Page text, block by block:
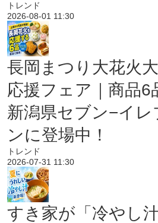
トレンド
2026-08-01 11:30
長岡まつり大花火
応援フェア｜商品6
新潟県セブン−イレ
ンに登場中！
トレンド
2026-07-31 11:30
すき家が「冷やし汁